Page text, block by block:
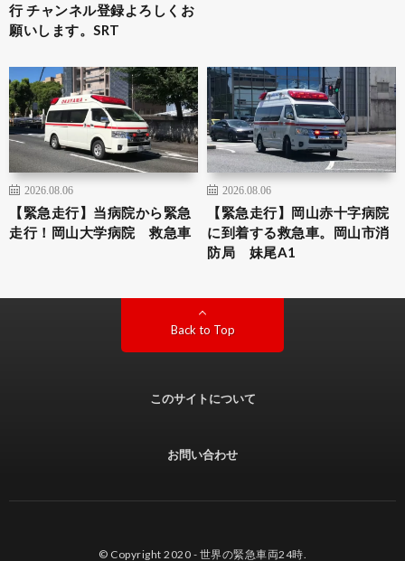
行 チャンネル登録よろしくお
願いします。SRT
2026.08.06
【緊急走行】当病院から緊急
走行！岡山大学病院 救急車
2026.08.06
【緊急走行】岡山赤十字病院
に到着する救急車。岡山市消
防局 妹尾A1
Back to Top
このサイトについて
お問い合わせ
© Copyright 2020 - 世界の緊急車両24時.